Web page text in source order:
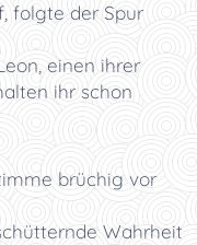
folgte der Spur
einen ihrer
ihr schon
brüchig vor
Wahrheit